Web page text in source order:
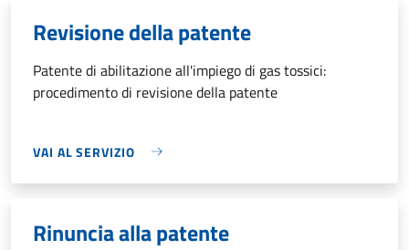
Revisione della patente
Patente di abilitazione all'impiego di gas tossici:
procedimento di revisione della patente
VAI AL SERVIZIO
Rinuncia alla patente